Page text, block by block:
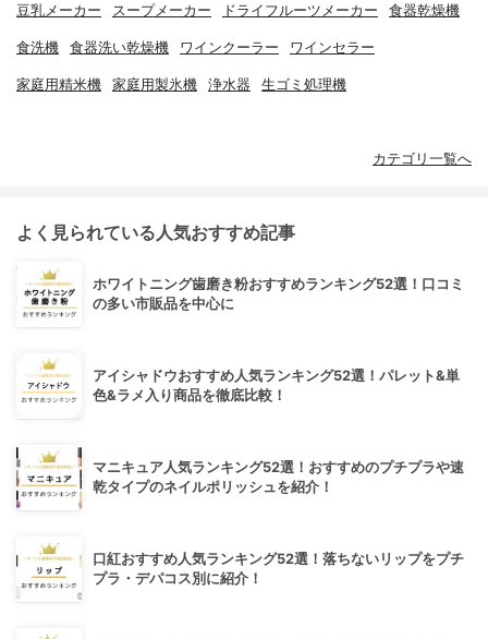
豆乳メーカー スープメーカー ドライフルーツメーカー 食器乾燥機
食洗機 食器洗い乾燥機 ワインクーラー ワインセラー
家庭用精米機 家庭用製氷機 浄水器 生ゴミ処理機
カテゴリ一覧へ
よく見られている人気おすすめ記事
ホワイトニング歯磨き粉おすすめランキング52選！口コミ
の多い市販品を中心に
アイシャドウおすすめ人気ランキング52選！パレット&単
色&ラメ入り商品を徹底比較！
マニキュア人気ランキング52選！おすすめのプチプラや速
乾タイプのネイルポリッシュを紹介！
口紅おすすめ人気ランキング52選！落ちないリップをプチ
プラ・デパコス別に紹介！